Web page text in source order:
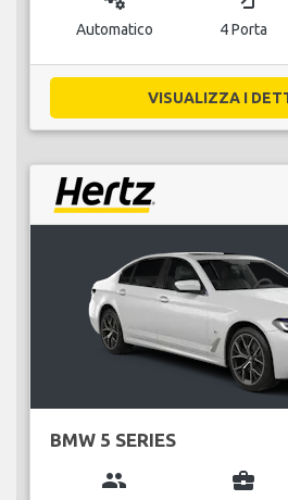
Automatico 4 Porta
VISUALIZZA I
BMW 5 SERIES
group business_center